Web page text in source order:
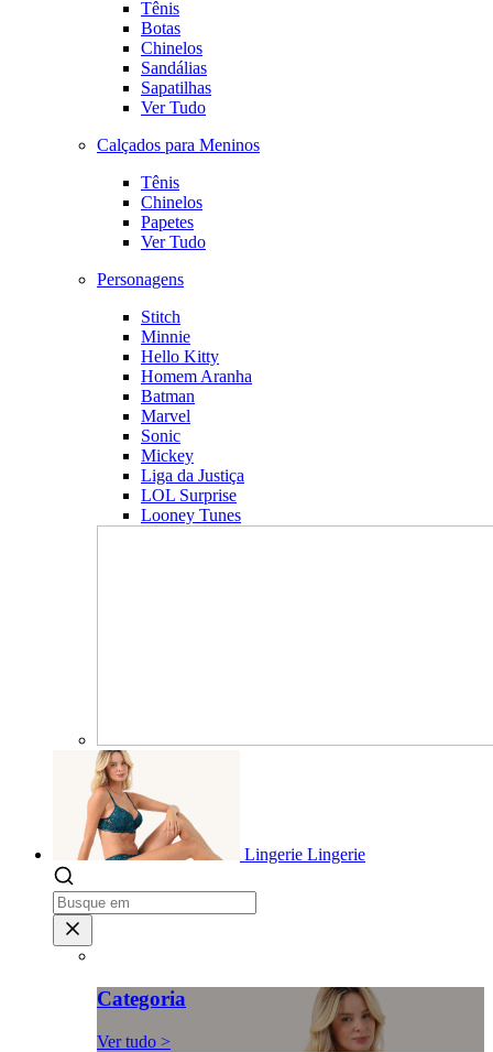
Tênis
Botas
Chinelos
Sandálias
Sapatilhas
Ver Tudo
Calçados para Meninos
Tênis
Chinelos
Papetes
Ver Tudo
Personagens
Stitch
Minnie
Hello Kitty
Homem Aranha
Batman
Marvel
Sonic
Mickey
Liga da Justiça
LOL Surprise
Looney Tunes
Lingerie Lingerie
Categoria
Ver tudo >